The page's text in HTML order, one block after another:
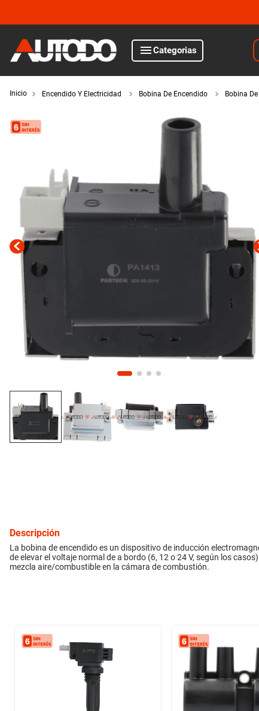
Categorias
suspensión y freno
filtros y aceites
refrigeración
instrumental
equipamiento
Encendido Y Electricidad Bobina De Encendido Bobina
Descripción
La bobina de encendido es un dispositivo de inducción
de elevar el voltaje normal de a bordo (6, 12 o 24 V, según los
mezcla aire/combustible en la cámara de combustión.
TÉRMINOS MÁS BUSCADOS
kits
honda civic
kit distribución
bujias ngk
bora
7.
citroen c4
10. bmw